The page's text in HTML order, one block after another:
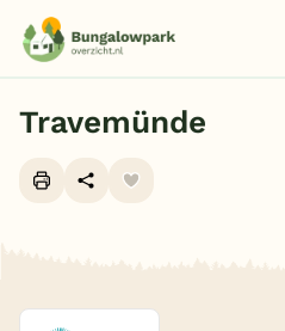
Last
Travemünde